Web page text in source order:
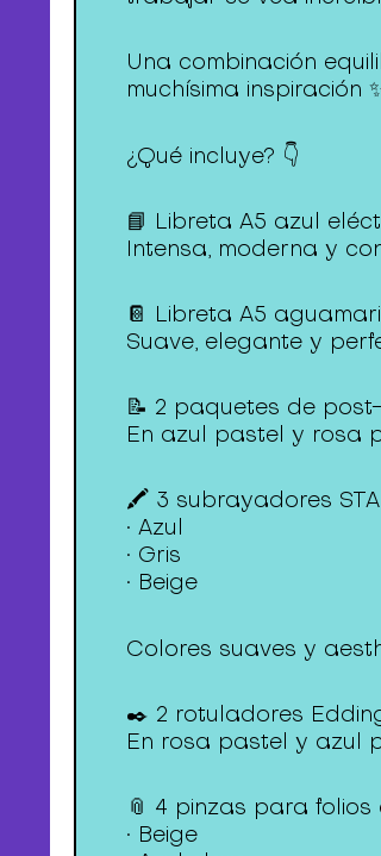
Una combinación
muchísima inspiración
¿Qué incluye? 👇
📘 Libreta A5 azul
Intensa, moderna y
📔 Libreta A5
Suave, elegante y
📝 2 paquetes de
En azul pastel y rosa
🖍️ 3 subrayadores
• Azul
• Gris
• Beige
Colores suaves y
✒️ 2 rotuladores
En rosa pastel y azul
📎 4 pinzas para
• Beige